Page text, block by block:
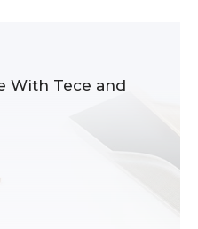
With Tece and